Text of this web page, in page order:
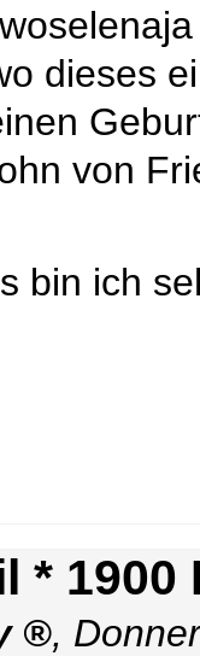
dieses
von
bin ich
* 1900
,